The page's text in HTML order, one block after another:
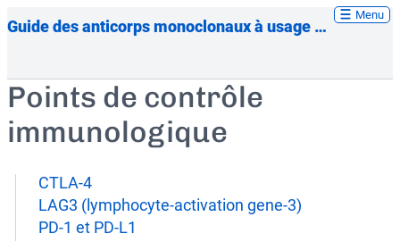
Guide des anticorps monoclonaux à usage thérapeutique
Menu
Points de contrôle
immunologique
CTLA-4
LAG3 (lymphocyte-activation gene-3)
PD-1 et PD-L1